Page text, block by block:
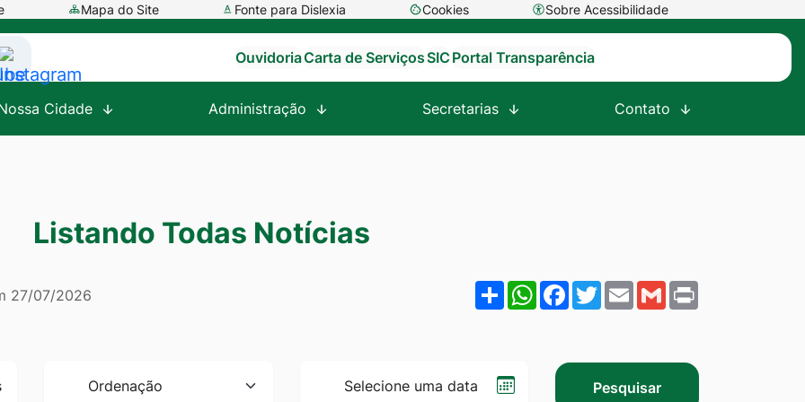
Mapa do Site Fonte para Dislexia Cookies
Abrir
preferências
cookies
Sobre Acessibilidade
Acessar
OuvidoriaCarta de ServiçosSIC Portal Transparência
Cidade Administração Secretarias Contato
Listando Todas Notícias
27/07/2026 ShareWhatsApp
Facebook
Twitter
EmailGmail
Selecionar
Pesquisar